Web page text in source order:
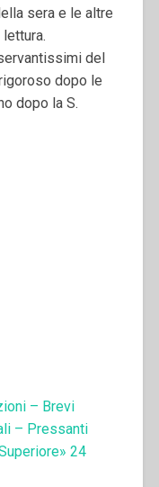
sera e le altre
del
dopo le
dopo la S.
– Brevi
– Pressanti
24